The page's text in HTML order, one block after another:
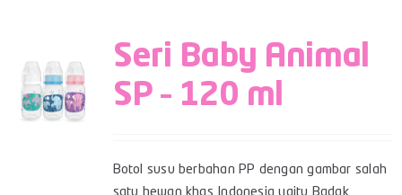
Seri Baby Animal
SP – 120 ml
Botol susu berbahan PP dengan gambar salah